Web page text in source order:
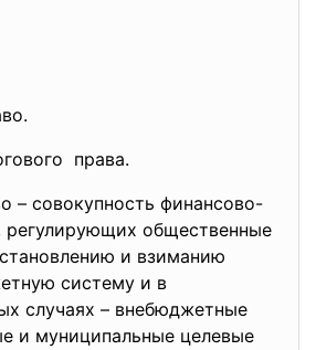
права.
– совокупность финансово-
регулирующих общественные
и взиманию
систему и в
случаях – внебюджетные
и муниципальные целевые